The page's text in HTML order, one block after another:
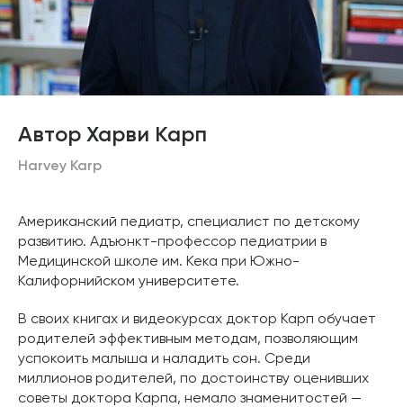
Автор Харви Карп
Harvey Karp
Американский педиатр, специалист по детскому
развитию. Адъюнкт-профессор педиатрии в
Медицинской школе им. Кека при Южно-
Калифорнийском университете.
В своих книгах и видеокурсах доктор Карп обучает
родителей эффективным методам, позволяющим
успокоить малыша и наладить сон. Среди
миллионов родителей, по достоинству оценивших
советы доктора Карпа, немало знаменитостей —